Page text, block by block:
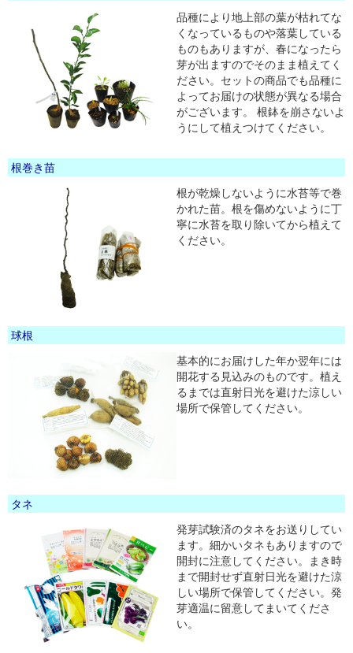
品種により地上部の葉が枯れてな
くなっているものや落葉している
ものもありますが、春になったら
芽が出ますのでそのまま植えてく
ださい。セットの商品でも品種に
よってお届けの状態が異なる場合
がございます。 根鉢を崩さないよ
うにして植えつけてください。
根巻き苗
根が乾燥しないように水苔等で巻
かれた苗。根を傷めないように丁
寧に水苔を取り除いてから植えて
ください。
球根
基本的にお届けした年か翌年には
開花する見込みのものです。植え
るまでは直射日光を避けた涼しい
場所で保管してください。
タネ
発芽試験済のタネをお送りしてい
ます。細かいタネもありますので
開封に注意してください。まき時
まで開封せず直射日光を避けた涼
しい場所で保管してください。発
芽適温に留意してまいてくださ
い。